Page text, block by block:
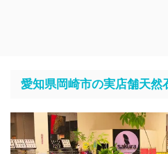
愛知県岡崎市の実店舗天